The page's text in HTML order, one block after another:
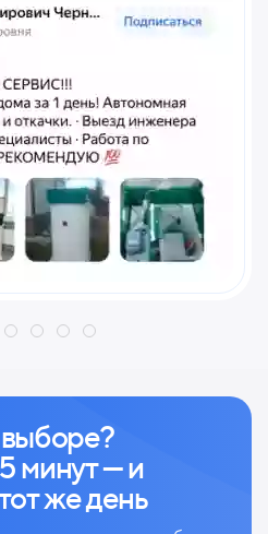
минут — и
же день